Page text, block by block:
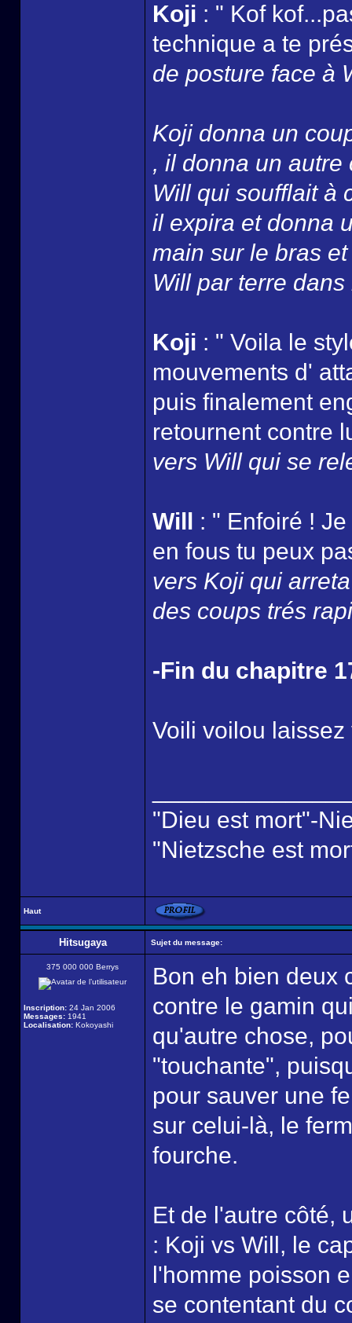
Koji : " Kof
technique a te
de posture face à
Koji donna un
, il donna un
Will qui soufflait à
il expira et donna
main sur le bras
Will par terre
Koji : " Voila le
mouvements d'
puis finalement
retournent contre
vers Will qui se
Will : " Enfoiré !
en fous tu peux
vers Koji qui
des coups trés
-Fin du chapitre
Voili voilou
"Dieu est mort"-
"Nietzsche est
Haut
Hitsugaya Sujet du message:
375 000 000 Berrys
Inscription: 24 Jan 2006
Messages: 1941
Localisation: Kokoyashi
Bon eh bien deux
contre le gamin
qu'autre chose,
"touchante",
pour sauver une
sur celui-là, le
fourche.
Et de l'autre côté,
: Koji vs Will, le
l'homme poisson
se contentant du